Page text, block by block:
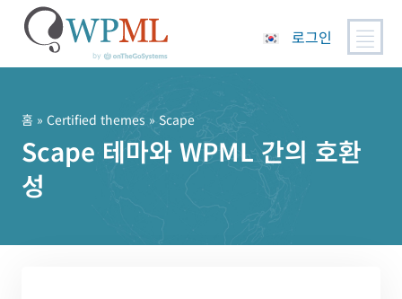
로그인
홈 » Certified themes » Scape
Scape 테마와 WPML 간의 호환
성